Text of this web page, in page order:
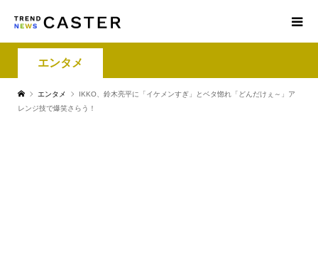
エンタメ
エンタメ
IKKO、鈴木亮平に「イケメンすぎ」とベタ惚れ「どんだけぇ～」ア
レンジ技で爆笑さらう！